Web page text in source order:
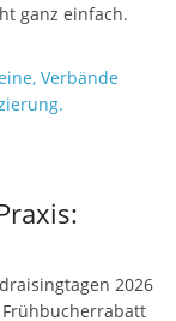
ganz einfach.
2026